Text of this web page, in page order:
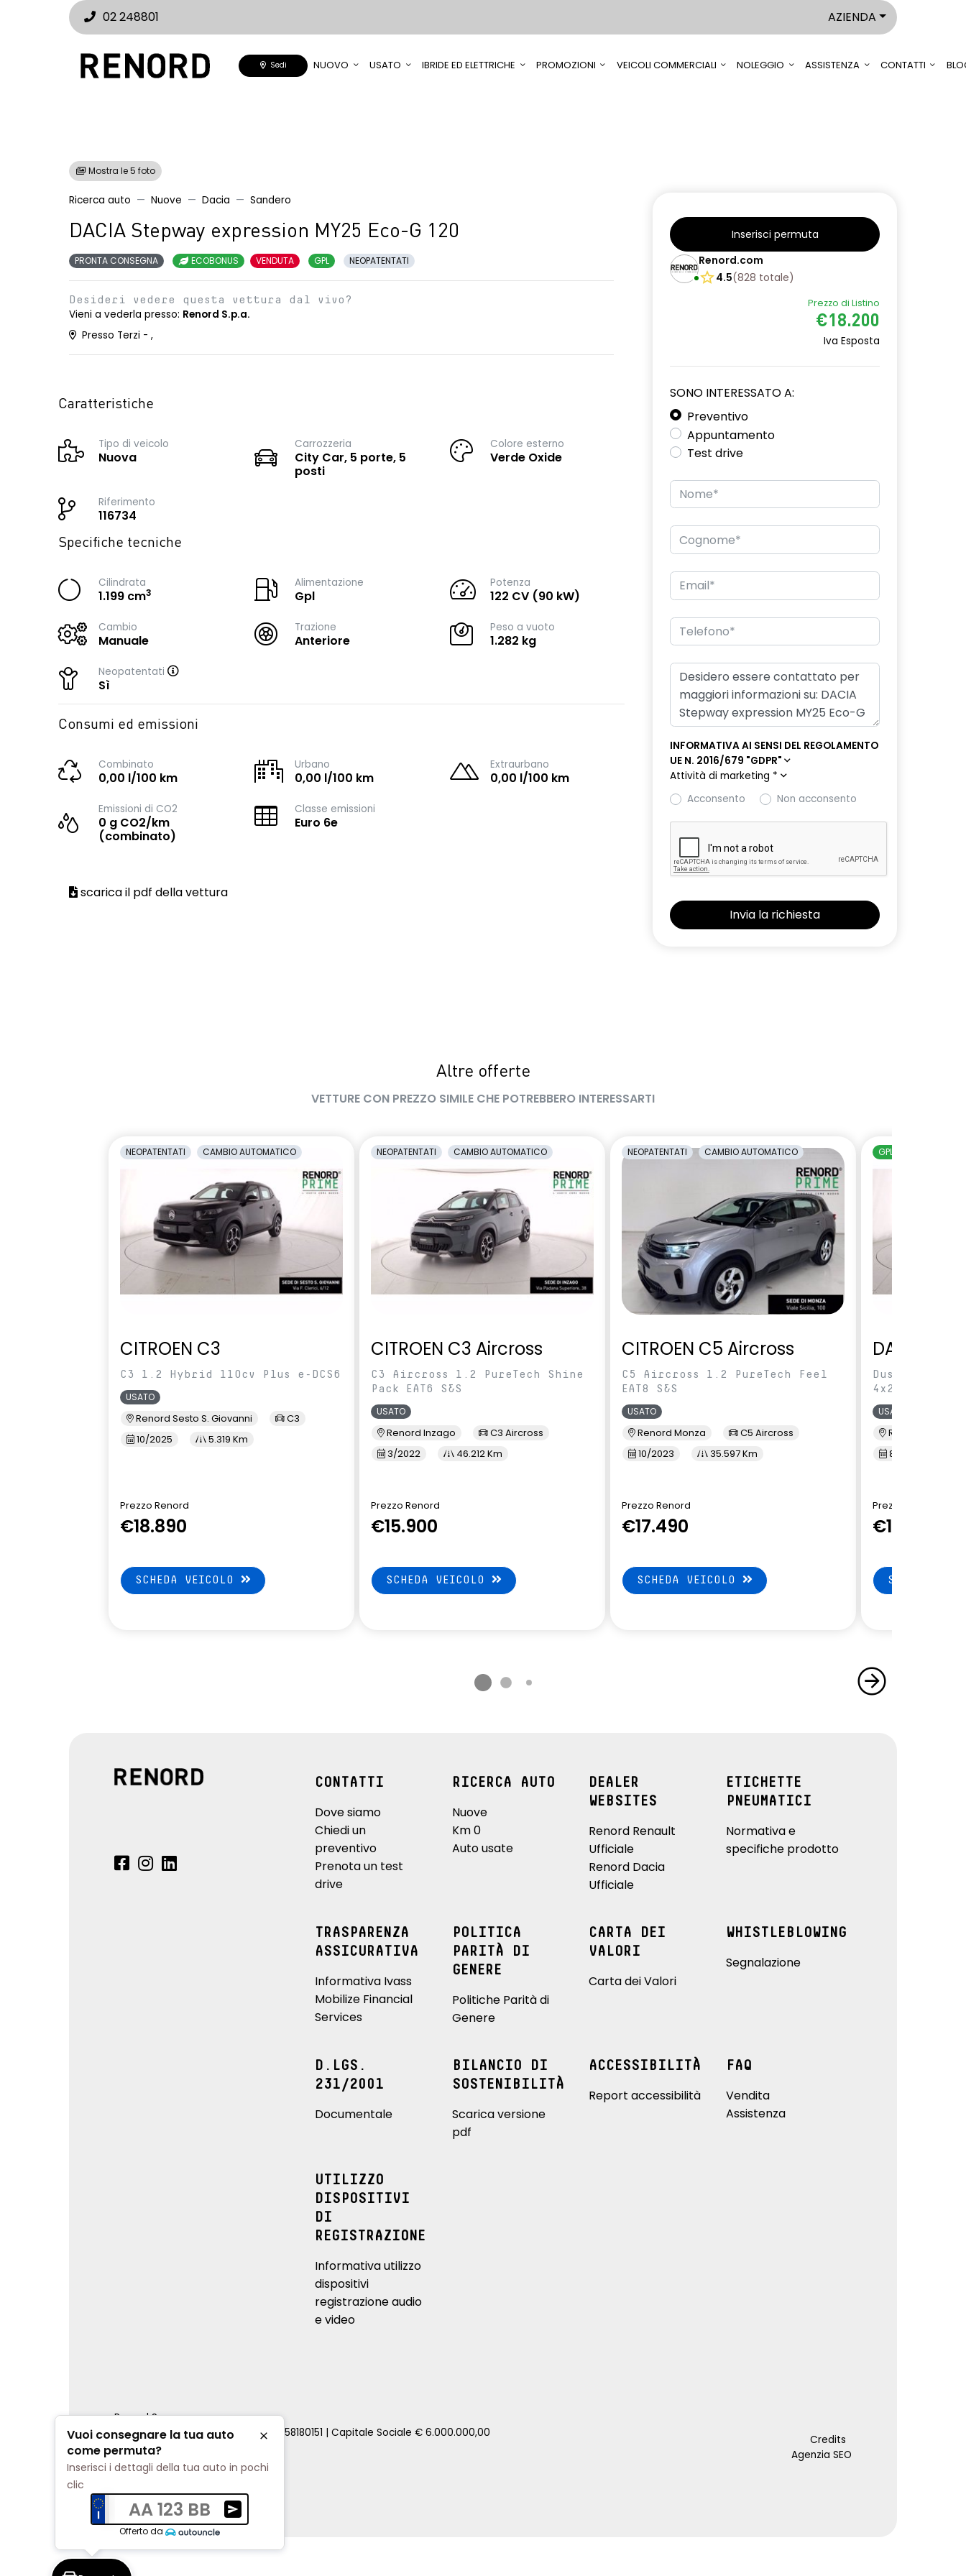
02 248801 AZIENDA
Sedi NUOVO USATO IBRIDE ED ELETTRICHE PROMOZIONI VEICOLI COMMERCIALI NOLEGGIO ASSISTENZA CONTATTI
Mostra le 5 foto
Ricerca auto Nuove Dacia Sandero
DACIA Stepway expression MY25 Eco-G 120
PRONTA CONSEGNA ECOBONUS VENDUTA GPL NEOPATENTATI
Desideri vedere questa vettura dal vivo?
Vieni a vederla presso: Renord S.p.a.
Presso Terzi - ,
Caratteristiche
Tipo di veicolo
Nuova
Carrozzeria
City Car, 5 porte, 5
posti
Colore esterno
Verde Oxide
Riferimento
116734
Specifiche tecniche
Cilindrata
1.199 cm3
Alimentazione
Gpl
Potenza
122 CV (90 kW)
Cambio
Manuale
Trazione
Anteriore
Peso a vuoto
1.282 kg
Neopatentati
Sì
Consumi ed emissioni
Combinato
0,00 l/100 km
Urbano
0,00 l/100 km
Extraurbano
0,00 l/100 km
Emissioni di CO2
0 g CO2/km
(combinato)
Classe emissioni
Euro 6e
scarica il pdf della vettura
Inserisci permuta
Renord.com
4.5(828 totale)
Prezzo di Listino
€18.200
Iva Esposta
SONO INTERESSATO A:
Preventivo
Appuntamento
Test drive
INFORMATIVA AI SENSI DEL REGOLAMENTO
UE N. 2016/679 "GDPR"
Attività di marketing *
Acconsento
Non acconsento
Altre offerte
VETTURE CON PREZZO SIMILE CHE POTREBBERO INTERESSARTI
NEOPATENTATI CAMBIO AUTOMATICO
CITROEN C3
C3 1.2 Hybrid 110cv Plus e-DCS6
USATO
Renord Sesto S. Giovanni
C3
10/2025
5.319 Km
Prezzo Renord
€18.890
SCHEDA VEICOLO
NEOPATENTATI CAMBIO AUTOMATICO
CITROEN C3 Aircross
C3 Aircross 1.2 PureTech Shine
Pack EAT6 S&S
USATO
Renord Inzago
C3 Aircross
3/2022
46.212 Km
Prezzo Renord
€15.900
SCHEDA VEICOLO
NEOPATENTATI CAMBIO AUTOMATICO
CITROEN C5 Aircross
C5 Aircross 1.2 PureTech Feel
EAT8 S&S
USATO
Renord Monza
C5 Aircross
10/2023
35.597 Km
Prezzo Renord
€17.490
SCHEDA VEICOLO
GPL
DACIA
Duster 1.0
4x2 100cv
USATO
Renord Sesto S.
8/2023
Prezzo Renord
€15.490
SCHEDA
CONTATTI
Dove siamo
Chiedi un
preventivo
Prenota un test
drive
RICERCA AUTO
Nuove
Km 0
Auto usate
DEALER
WEBSITES
Renord Renault
Ufficiale
Renord Dacia
Ufficiale
ETICHETTE
PNEUMATICI
Normativa e
specifiche prodotto
TRASPARENZA
ASSICURATIVA
Informativa Ivass
Mobilize Financial
Services
POLITICA
PARITÀ DI
GENERE
Politiche Parità di
Genere
CARTA DEI
VALORI
Carta dei Valori
WHISTLEBLOWING
Segnalazione
D.LGS.
231/2001
Documentale
BILANCIO DI
SOSTENIBILITÀ
Scarica versione
pdf
ACCESSIBILITÀ
Report accessibilità
FAQ
Vendita
Assistenza
UTILIZZO
DISPOSITIVI
DI
REGISTRAZIONE
Informativa utilizzo
dispositivi
registrazione audio
e video
Renord S.p.a.
REA Milano 810796 | P.IVA e C.F. 00858180151 | Capitale Sociale € 6.000.000,00
Cookie Policy
Privacy Policy
Impostazioni di tracciamento
Credits
Agenzia SEO
Vuoi consegnare la tua auto
come permuta?
Chiudi
Inserisci i dettagli della tua auto in pochi
clic
AA 123 BB
Ricevi una valutazione della tua auto senza impegno
Offerto da